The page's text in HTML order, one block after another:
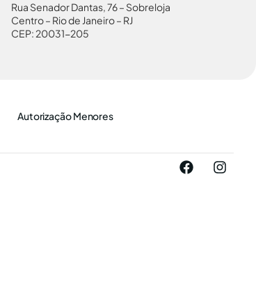
Rua Senador Dantas, 76 – Sobreloja
Centro – Rio de Janeiro – RJ
CEP: 20031-205
Autorização Menores